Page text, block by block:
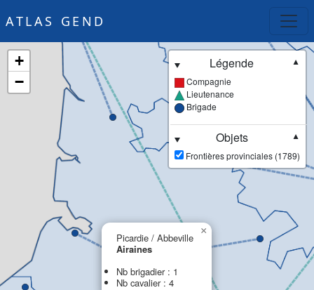
ATLAS GEND
Picardie / Abbeville
Airaines
Nb brigadier : 1
Nb cavalier : 4
×
+
−
Légende
▼
Compagnie
Lieutenance
Brigade
Objets
▼
Frontières provinciales (1789)